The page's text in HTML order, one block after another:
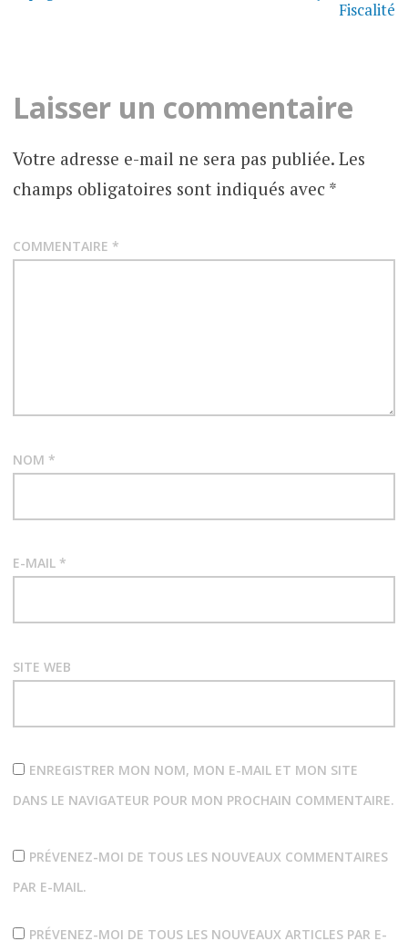
FORMALITÉS
Fiscalité
Laisser un commentaire
Votre adresse e-mail ne sera pas publiée. Les
champs obligatoires sont indiqués avec *
COMMENTAIRE *
NOM *
E-MAIL *
SITE WEB
ENREGISTRER MON NOM, MON E-MAIL ET MON SITE
DANS LE NAVIGATEUR POUR MON PROCHAIN COMMENTAIRE.
PRÉVENEZ-MOI DE TOUS LES NOUVEAUX COMMENTAIRES
PAR E-MAIL.
PRÉVENEZ-MOI DE TOUS LES NOUVEAUX ARTICLES PAR E-